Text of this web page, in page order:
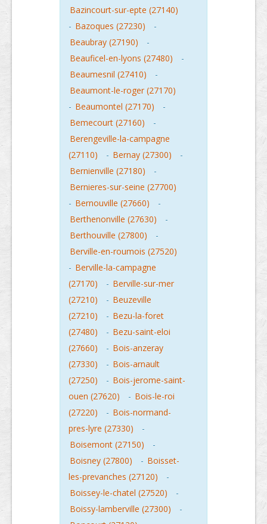
Bazincourt-sur-epte (27140)
- Bazoques (27230)
-
Beaubray (27190)
-
Beauficel-en-lyons (27480)
-
Beaumesnil (27410)
-
Beaumont-le-roger (27170)
- Beaumontel (27170)
-
Bemecourt (27160)
-
Berengeville-la-campagne
(27110)
- Bernay (27300)
-
Bernienville (27180)
-
Bernieres-sur-seine (27700)
- Bernouville (27660)
-
Berthenonville (27630)
-
Berthouville (27800)
-
Berville-en-roumois (27520)
- Berville-la-campagne
(27170)
- Berville-sur-mer
(27210)
- Beuzeville
(27210)
- Bezu-la-foret
(27480)
- Bezu-saint-eloi
(27660)
- Bois-anzeray
(27330)
- Bois-arnault
(27250)
- Bois-jerome-saint-
ouen (27620)
- Bois-le-roi
(27220)
- Bois-normand-
pres-lyre (27330)
-
Boisemont (27150)
-
Boisney (27800)
- Boisset-
les-prevanches (27120)
-
Boissey-le-chatel (27520)
-
Boissy-lamberville (27300)
-